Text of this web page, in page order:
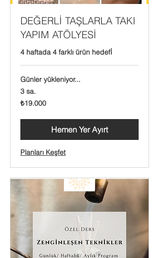
DEĞERLİ TAŞLARLA TAKI
YAPIM ATÖLYESİ
4 haftada 4 farklı ürün hedefİ
Günler yükleniyor...
3 sa.
₺19.000
Türk
₺19.000
Hemen Yer Ayırt
Planları Keşfet